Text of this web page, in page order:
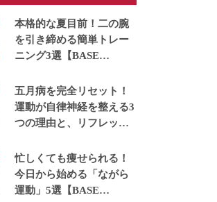
本格的な夏目前！二の腕
を引き締める簡単トレー
ニング3選【BASE
五月病を完全リセット！
運動が自律神経を整える3
つの理由と、リフレッシ
GYM】
忙しくても痩せられる！
今日から始める「ながら
運動」5選【BASE